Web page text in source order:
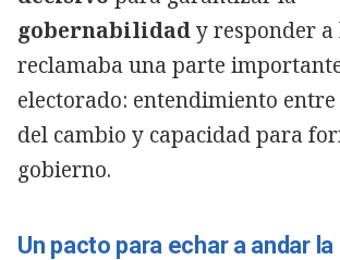
gobernabilidady responder a
reclamaba una parte
electorado: entendimiento
del cambio y capacidad para
gobierno.
Un pacto para echar a andar